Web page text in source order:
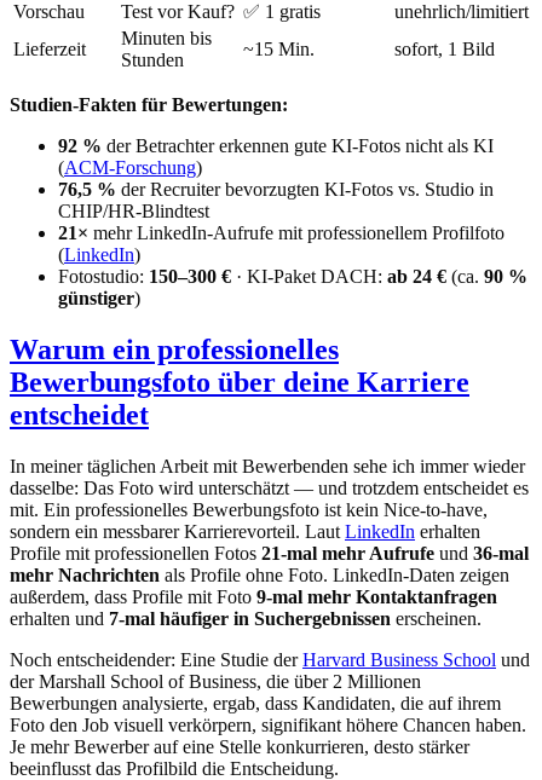
Vorschau
Test vor Kauf? ✅ 1 gratis
unehrlich/limitiert
Lieferzeit
Minuten bis
Stunden
~15 Min. sofort, 1 Bild
Studien-Fakten für Bewertungen:
92 % der Betrachter erkennen gute KI-Fotos nicht als KI
(ACM-Forschung)
76,5 % der Recruiter bevorzugten KI-Fotos vs. Studio in
CHIP/HR-Blindtest
21× mehr LinkedIn-Aufrufe mit professionellem Profilfoto
(LinkedIn)
Fotostudio: 150–300 € · KI-Paket DACH: ab 24 € (ca. 90 %
günstiger)
Warum ein professionelles
Bewerbungsfoto über deine Karriere
entscheidet
In meiner täglichen Arbeit mit Bewerbenden sehe ich immer wieder
dasselbe: Das Foto wird unterschätzt — und trotzdem entscheidet es
mit. Ein professionelles Bewerbungsfoto ist kein Nice-to-have,
sondern ein messbarer Karrierevorteil. Laut LinkedIn erhalten
Profile mit professionellen Fotos 21-mal mehr Aufrufe und 36-mal
mehr Nachrichten als Profile ohne Foto. LinkedIn-Daten zeigen
außerdem, dass Profile mit Foto 9-mal mehr Kontaktanfragen
erhalten und 7-mal häufiger in Suchergebnissen erscheinen.
Noch entscheidender: Eine Studie derHarvard Business School und
der Marshall School of Business, die über 2 Millionen
Bewerbungen analysierte, ergab, dass Kandidaten, die auf ihrem
Foto den Job visuell verkörpern, signifikant höhere Chancen haben.
Je mehr Bewerber auf eine Stelle konkurrieren, desto stärker
beeinflusst das Profilbild die Entscheidung.